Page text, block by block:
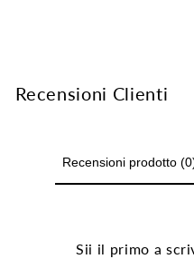
Recensioni Clienti
Recensioni prodotto
Sii il primo a